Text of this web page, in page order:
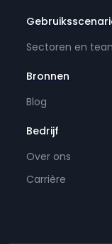
Sectoren en
Bronnen
Blog
Bedrijf
Over ons
Carrière